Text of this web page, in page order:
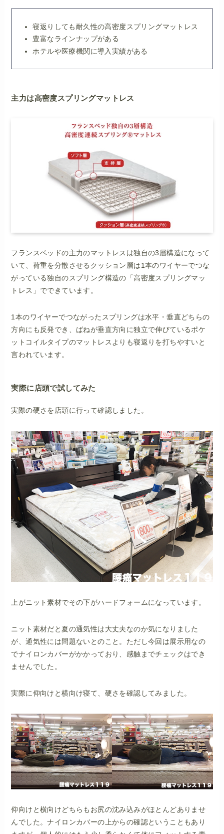
寝返りしても耐久性の高密度スプリングマットレス
豊富なラインナップがある
ホテルや医療機関に導入実績がある
主力は高密度スプリングマットレス
フランスベッドの主力のマットレスは独自の3層構造になって
いて、荷重を分散させるクッション層は1本のワイヤーでつな
がっている独自のスプリング構造の「高密度スプリングマッ
トレス」でできています。
1本のワイヤーでつながったスプリングは水平・垂直どちらの
方向にも反発でき、ばねが垂直方向に独立で伸びているポケ
ットコイルタイプのマットレスよりも寝返りを打ちやすいと
言われています。
実際に店頭で試してみた
実際の硬さを店頭に行って確認しました。
上がニット素材でその下がハードフォームになっています。
ニット素材だと夏の通気性は大丈夫なのか気になりました
が、通気性には問題ないとのこと。ただし今回は展示用なの
でナイロンカバーがかかっており、感触までチェックはでき
ませんでした。
実際に仰向けと横向け寝て、硬さを確認してみました。
仰向けと横向けどちらもお尻の沈み込みがほとんどありませ
んでした。ナイロンカバーの上からの確認ということもあり